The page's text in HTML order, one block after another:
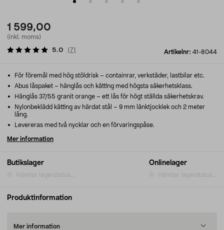
1 599,00
(inkl. moms)
Artikelnr: 41-8044
5.0 (7)
Butikslager
Hämtar lagerstatus...
Onlinelager
Hämtar lagerstatus...
För föremål med hög stöldrisk – containrar, verkstäder, lastbilar etc.
Abus låspaket – hänglås och kätting med högsta säkerhetsklass.
Hänglås 37/55 granit orange – ett lås för högt ställda säkerhetskrav.
Nylonbeklädd kätting av härdat stål – 9 mm länktjocklek och 2 meter
lång.
Levereras med två nycklar och en förvaringspåse.
Mer information
Produktinformation
Mer information